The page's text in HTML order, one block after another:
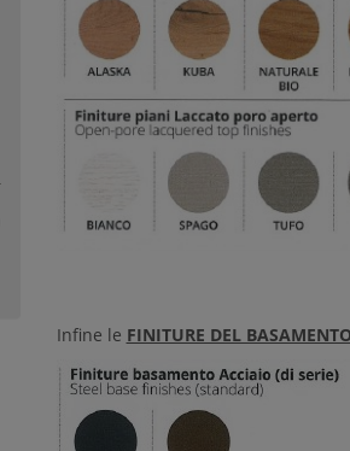
Infine le FINITURE DEL